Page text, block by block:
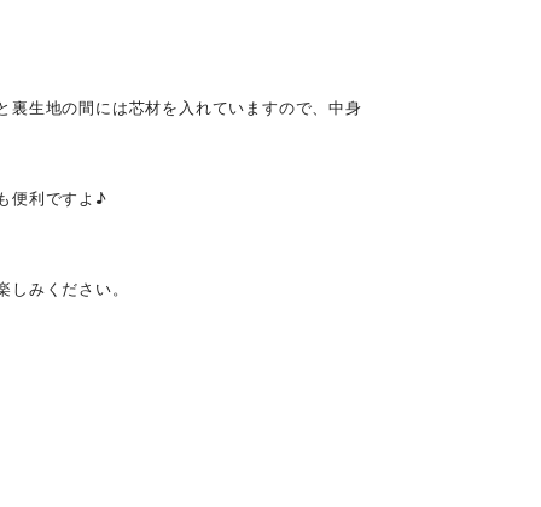
裏生地の間には芯材を入れていますので、中身
便利ですよ♪
みください。